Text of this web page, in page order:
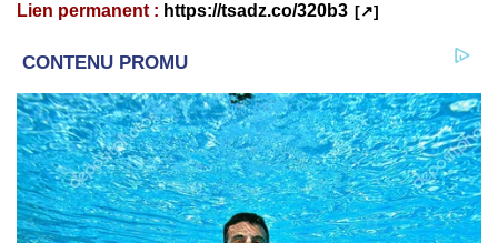
Lien permanent : https://tsadz.co/320b3